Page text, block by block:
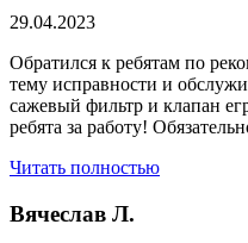
29.04.2023
Обратился к ребятам по
тему исправности и
сажевый фильтр и клапан
ребята за работу!
Читать полностью
Вячеслав Л.